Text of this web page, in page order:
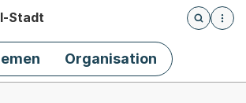
Stadt
Öffnet
Organisation